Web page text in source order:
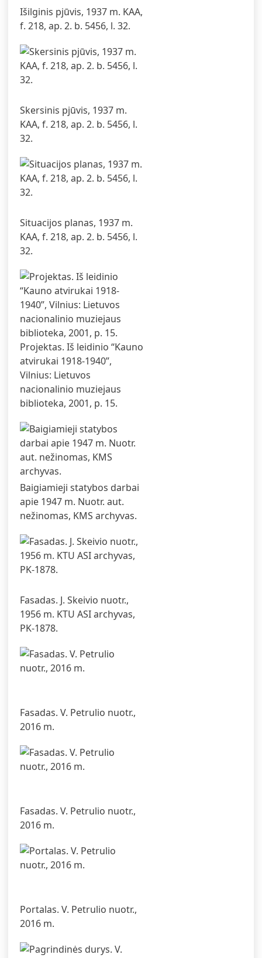
Išilginis pjūvis, 1937 m. KAA,
f. 218, ap. 2. b. 5456, l. 32.
Skersinis pjūvis, 1937 m.
KAA, f. 218, ap. 2. b. 5456, l.
32.
Situacijos planas, 1937 m.
KAA, f. 218, ap. 2. b. 5456, l.
32.
Projektas. Iš leidinio “Kauno
atvirukai 1918-1940”,
Vilnius: Lietuvos
nacionalinio muziejaus
biblioteka, 2001, p. 15.
Baigiamieji statybos darbai
apie 1947 m. Nuotr. aut.
nežinomas, KMS archyvas.
Fasadas. J. Skeivio nuotr.,
1956 m. KTU ASI archyvas,
PK-1878.
Fasadas. V. Petrulio nuotr.,
2016 m.
Fasadas. V. Petrulio nuotr.,
2016 m.
Portalas. V. Petrulio nuotr.,
2016 m.